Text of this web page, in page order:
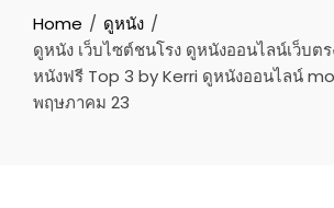
Home
ดูหนัง
ดูหนัง เว็บไซต์ชนโรง ดูหนังออนไลน์เว็บต
หนังฟรี Top 3 by Kerri ดูหนังออนไลน์
พฤษภาคม 23